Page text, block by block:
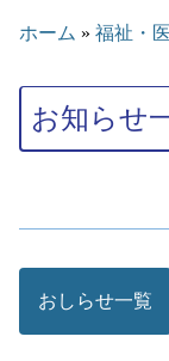
ホーム » 福祉・
お知らせ
おしらせ一覧